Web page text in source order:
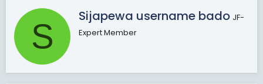
c
s
S
W
r
i
e
Sijapewa username bado JF-
Expert Member